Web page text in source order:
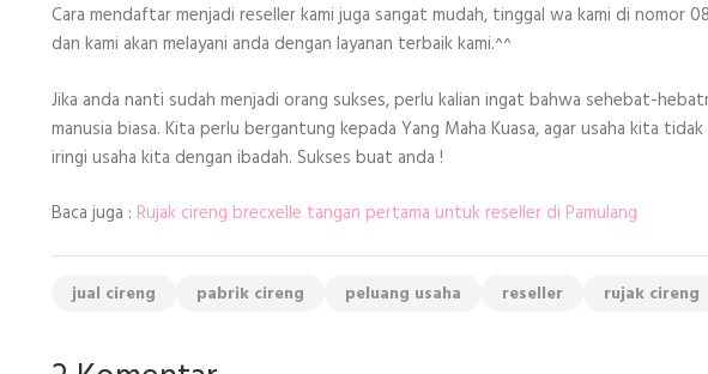
Cara mendaftar menjadi reseller kami juga sangat mudah, tinggal wa kami di nomor
dan kami akan melayani anda dengan layanan terbaik kami.^^
Jika anda nanti sudah menjadi orang sukses, perlu kalian ingat bahwa sehebat-
manusia biasa. Kita perlu bergantung kepada Yang Maha Kuasa, agar usaha kita
iringi usaha kita dengan ibadah. Sukses buat anda !
Baca juga : Rujak cireng brecxelle tangan pertama untuk reseller di Pamulang
jual cireng pabrik cireng peluang usaha reseller rujak cireng